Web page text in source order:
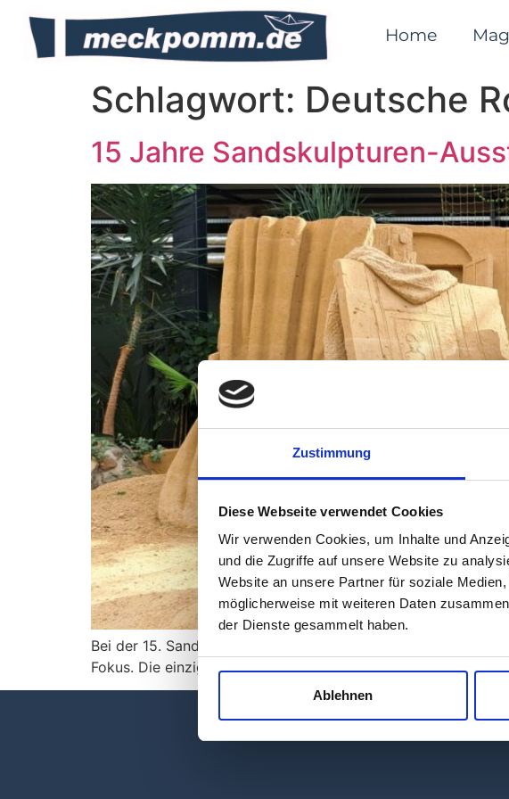
Zustimmung
Diese Webseite verwendet Cookies
Wir verwenden Cookies, um Inhalte und
und die Zugriffe auf unsere Website zu
Website an unsere Partner für soziale
möglicherweise mit weiteren Daten
der Dienste gesammelt haben.
Ablehnen
Home
Schlagwort: Deutsche
15 Jahre Sandskulpturen-
Bei der 15. Sandskulpturen-Ausstellung in Prora auf der
Fokus. Die einzigartigen Sandkunstwerke stellen zum